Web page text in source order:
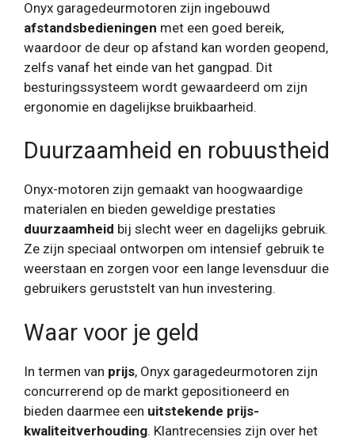
Onyx garagedeurmotoren zijn ingebouwd
afstandsbedieningen met een goed bereik,
waardoor de deur op afstand kan worden geopend,
zelfs vanaf het einde van het gangpad. Dit
besturingssysteem wordt gewaardeerd om zijn
ergonomie en dagelijkse bruikbaarheid.
Duurzaamheid en robuustheid
Onyx-motoren zijn gemaakt van hoogwaardige
materialen en bieden geweldige prestaties
duurzaamheid bij slecht weer en dagelijks gebruik.
Ze zijn speciaal ontworpen om intensief gebruik te
weerstaan ​​en zorgen voor een lange levensduur die
gebruikers geruststelt van hun investering.
Waar voor je geld
In termen van prijs, Onyx garagedeurmotoren zijn
concurrerend op de markt gepositioneerd en
bieden daarmee een uitstekende prijs-
kwaliteitverhouding. Klantrecensies zijn over het